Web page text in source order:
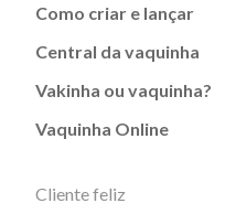
Como criar e lançar
Central da vaquinha
Vakinha ou vaquinha?
Vaquinha Online
Cliente feliz